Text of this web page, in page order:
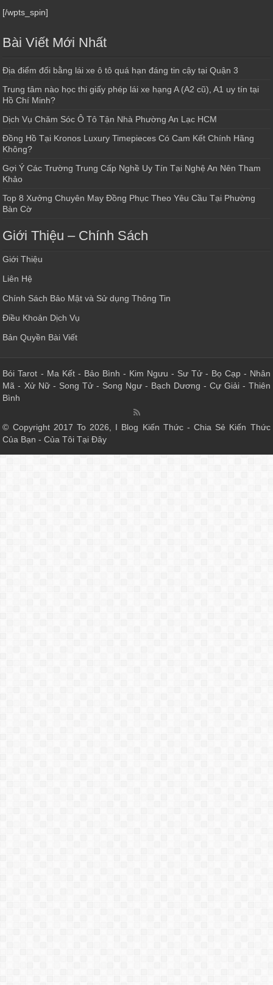
[/wpts_spin]
Bài Viết Mới Nhất
Địa điểm đổi bằng lái xe ô tô quá hạn đáng tin cậy tại Quận 3
Trung tâm nào học thi giấy phép lái xe hạng A (A2 cũ), A1 uy tín tại
Hồ Chí Minh?
Dịch Vụ Chăm Sóc Ô Tô Tận Nhà Phường An Lạc HCM
Đồng Hồ Tại Kronos Luxury Timepieces Có Cam Kết Chính Hãng
Không?
Gợi Ý Các Trường Trung Cấp Nghề Uy Tín Tại Nghệ An Nên Tham
Khảo
Top 8 Xưởng Chuyên May Đồng Phục Theo Yêu Cầu Tại Phường
Bàn Cờ
Giới Thiệu – Chính Sách
Giới Thiệu
Liên Hệ
Chính Sách Bảo Mật và Sử dụng Thông Tin
Điều Khoản Dịch Vụ
Bản Quyền Bài Viết
Bói Tarot - Ma Kết- Bảo Bình - Kim Ngưu - Sư Tử- Bọ Cạp- Nhân
Mã - Xử Nữ- Song Tử- Song Ngư- Bạch Dương - Cự Giải- Thiên
Bình
© Copyright 2017 To 2026, I Blog Kiến Thức - Chia Sẻ Kiến Thức
Của Bạn - Của Tôi Tại Đây